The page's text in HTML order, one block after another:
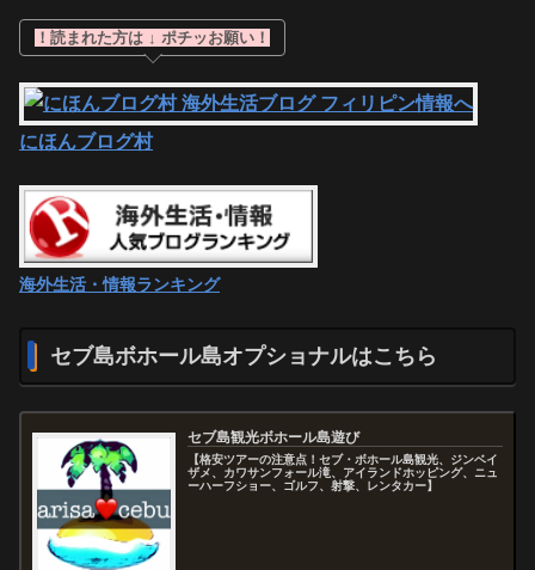
！読まれた方は ↓ ポチッお願い！
にほんブログ村
海外生活・情報ランキング
セブ島ボホール島オプショナルはこちら
セブ島観光ボホール島遊び
【格安ツアーの注意点！セブ・ボホール島観光、ジンベイ
ザメ、カワサンフォール滝、アイランドホッピング、ニュ
ーハーフショー、ゴルフ、射撃、レンタカー】